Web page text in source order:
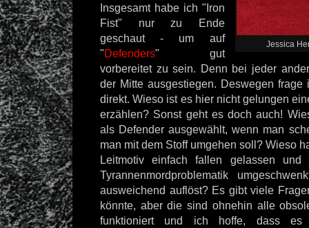
Jessica
Insgesamt habe ich "Iron
Fist" nur zu Ende
geschaut - um auf
"Defenders" gut
vorbereitet zu sein. Denn bei jeder
der Mitte ausgestiegen. Deswegen
direkt. Wieso ist es hier nicht gelungen
erzählen? Sonst geht es doch auch!
als Defender ausgewählt, wenn man
man mit dem Stoff umgehen soll? Wieso
Leitmotiv einfach fallen gelassen
Tyrannenmordproblematik
ausweichend auflöst? Es gibt viele
könnte, aber die sind ohnehin alle
funktioniert und ich hoffe, dass